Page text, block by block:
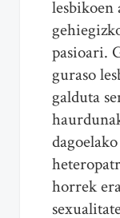
lesbikoen
pasioari.
guraso
galduta
horrek